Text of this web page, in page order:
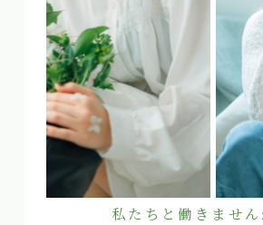
私たちと働きません